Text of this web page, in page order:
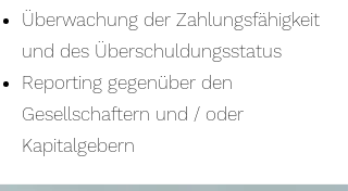
Überwachung der Zahlungsfähigkeit
und des Überschuldungsstatus
Reporting gegenüber den
Gesellschaftern und / oder
Kapitalgebern